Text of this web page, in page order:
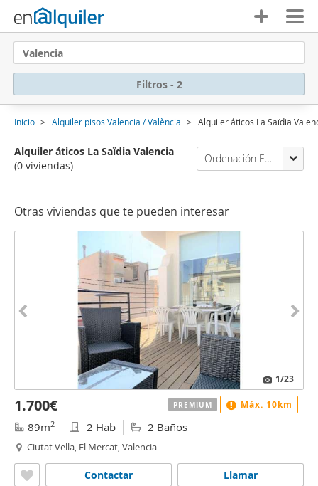
Valencia
Filtros - 2
Inicio Alquiler pisos Valencia / València Alquiler áticos La Saïdia
Alquiler áticos La Saïdia Valencia
(0 viviendas)
Ordenación Enalquiler
Otras viviendas que te pueden interesar
1/23
1.700€
89m2 2 Hab 2 Baños
Ciutat Vella, El Mercat, Valencia
Llamar
Contactar
PREMIUM Máx. 10km